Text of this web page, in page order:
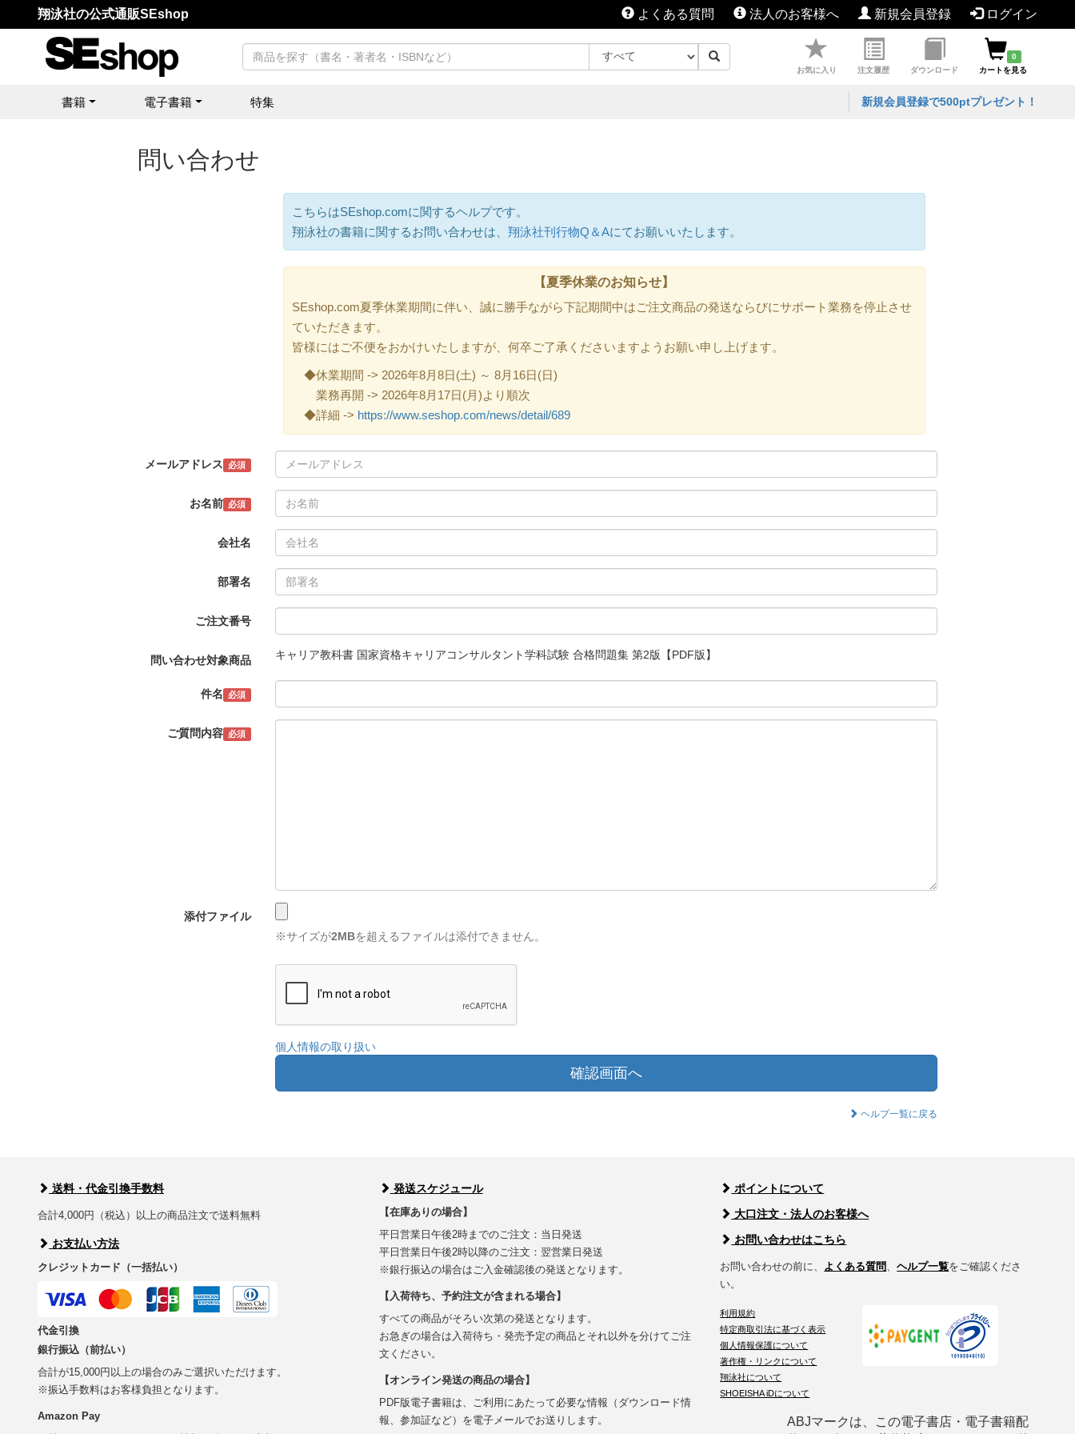
翔泳社の公式通販SEshop よくある質問 法人のお客様へ 新規会員登録 ログイン
お気に入り 注文履歴 ダウンロード
0
カートを見る
書籍 電子書籍 特集 新規会員登録で500ptプレゼント！
問い合わせ
こちらはSEshop.comに関するヘルプです。
翔泳社の書籍に関するお問い合わせは、 翔泳社刊行物Q＆Aにてお願いいたします。
【夏季休業のお知らせ】
SEshop.com夏季休業期間に伴い、誠に勝手ながら下記期間中はご注文商品の発送ならびにサポート業務を停止させ
ていただきます。
皆様にはご不便をおかけいたしますが、何卒ご了承くださいますようお願い申し上げます。
◆休業期間 -> 2026年8月8日(土) ～ 8月16日(日)
業務再開 -> 2026年8月17日(月)より順次
◆詳細 -> https://www.seshop.com/news/detail/689
メールアドレス 必須
お名前 必須
会社名
部署名
ご注文番号
問い合わせ対象商品 キャリア教科書 国家資格キャリアコンサルタント学科試験 合格問題集 第2版【PDF版】
件名 必須
ご質問内容 必須
添付ファイル
※サイズが2MBを超えるファイルは添付できません。
個人情報の取り扱い
確認画面へ
ヘルプ一覧に戻る
送料・代金引換手数料
合計4,000円（税込）以上の商品注文で送料無料
お支払い方法
クレジットカード（一括払い）
代金引換
銀行振込（前払い）
合計が15,000円以上の場合のみご選択いただけます。
※振込手数料はお客様負担となります。
Amazon Pay
発送スケジュール
【在庫ありの場合】
平日営業日午後2時までのご注文：当日発送
平日営業日午後2時以降のご注文：翌営業日発送
※銀行振込の場合はご入金確認後の発送となります。
【入荷待ち、予約注文が含まれる場合】
すべての商品がそろい次第の発送となります。
お急ぎの場合は入荷待ち・発売予定の商品とそれ以外を分けてご注
文ください。
【オンライン発送の商品の場合】
PDF版電子書籍は、ご利用にあたって必要な情報（ダウンロード情
報、参加証など）を電子メールでお送りします。
ポイントについて
大口注文・法人のお客様へ
お問い合わせはこちら
お問い合わせの前に、 よくある質問、ヘルプ一覧をご確認くださ
い。
利用規約
特定商取引法に基づく表示
個人情報保護について
著作権・リンクについて
翔泳社について
SHOEISHA iDについて
ABJマークは、この電子書店・電子書籍配